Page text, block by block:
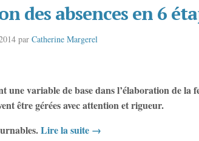
des absences en 6
par Catherine Margerel
une variable de base dans l’élaboration de
être gérées avec attention et rigueur.
Lire la suite →